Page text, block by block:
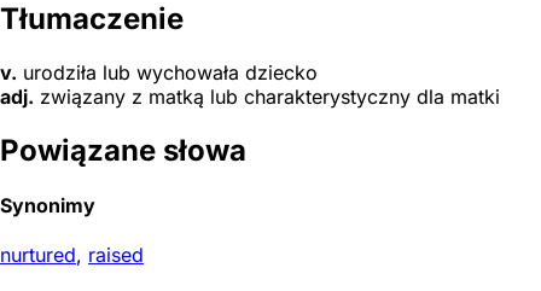
Tłumaczenie
v. urodziła lub wychowała dziecko
adj. związany z matką lub charakterystyczny dla matki
Powiązane słowa
Synonimy
nurtured, raised